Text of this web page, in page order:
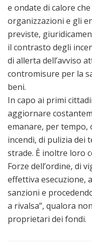
e ondate di calore
organizzazioni e gli
previste,
il contrasto degli
di allerta dell’avviso
contromisure per la
beni.
In capo ai primi
aggiornare
emanare, per tempo,
incendi, di pulizia dei
strade. È inoltre loro
Forze dell’ordine, di
effettiva esecuzione,
sanzioni e
a rivalsa”, qualora
proprietari dei fondi.